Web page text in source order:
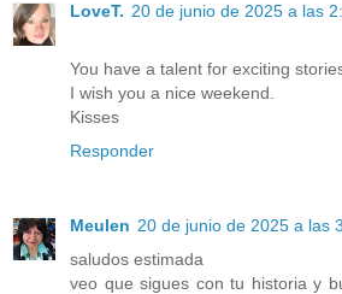
LoveT. 20 de junio de 2025 a las
You have a talent for exciting
I wish you a nice weekend.
Kisses
Responder
Meulen 20 de junio de 2025 a las
saludos estimada
veo que sigues con tu historia y